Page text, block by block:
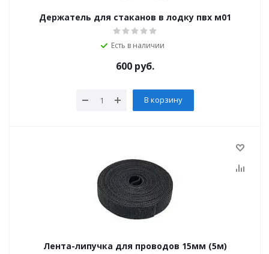
Держатель для стаканов в лодку пвх м01
Есть в наличии
600 руб.
В корзину
Лента-липучка для проводов 15мм (5м)